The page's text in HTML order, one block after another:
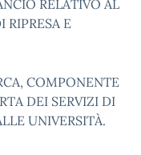
RELATIVO AL
RIPRESA E
COMPONENTE
DEI SERVIZI DI
UNIVERSITÀ.